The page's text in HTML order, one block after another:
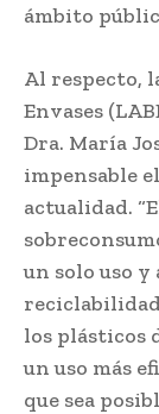
ámbito
Al respecto,
Envases
Dra. María
impensable
actualidad.
un solo uso
los plásticos
un uso más
que sea